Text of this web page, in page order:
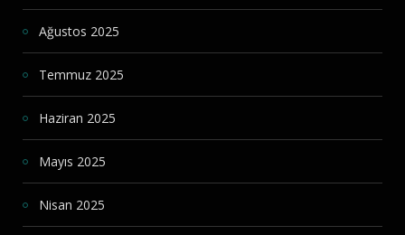
Ağustos 2025
Temmuz 2025
Haziran 2025
Mayıs 2025
Nisan 2025